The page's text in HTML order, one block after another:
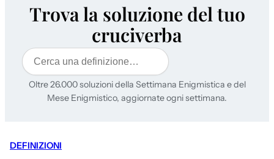
Trova la soluzione del tuo
cruciverba
Cerca
Oltre 26.000 soluzioni della Settimana Enigmistica e del
Mese Enigmistico, aggiornate ogni settimana.
DEFINIZIONI